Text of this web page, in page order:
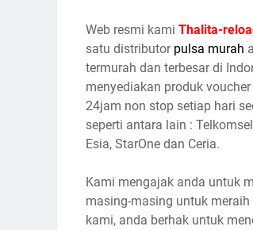
Web resmi kami Thalita-
satu distributor pulsa murah
termurah dan terbesar di
menyediakan produk
24jam non stop setiap hari
seperti antara lain :
Esia, StarOne dan Ceria.
Kami mengajak anda untuk
masing-masing untuk
kami, anda berhak untuk